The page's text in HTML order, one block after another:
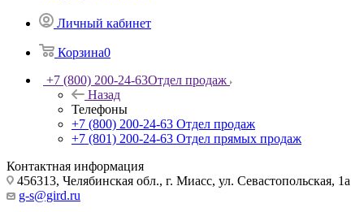
Личный кабинет
Корзина0
+7 (800) 200-24-63Отдел продаж
Назад
Телефоны
+7 (800) 200-24-63 Отдел продаж
+7 (801) 200-24-63 Отдел прямых продаж
Контактная информация
456313, Челябинская обл., г. Миасс, ул. Севастопольская, 1а
g-s@gird.ru